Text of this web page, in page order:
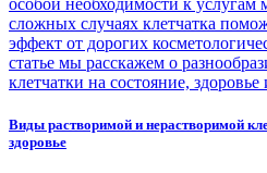
сложных случаях клетчатка
эффект от дорогих
статье мы расскажем о
клетчатки на состояние,
Виды растворимой и нерастворимой
здоровье